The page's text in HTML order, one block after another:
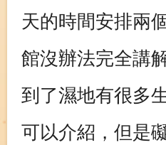
天的時間安排兩
館沒辦法完全講
到了濕地有很多
可以介紹，但是